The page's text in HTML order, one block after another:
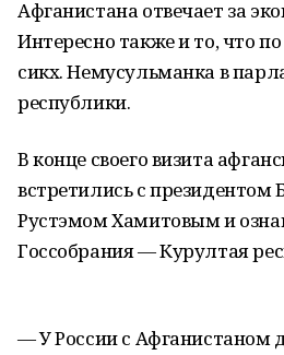
Афганистана отвечает за
Интересно также и то, что
сикх. Немусульманка в
республики.
В конце своего визита
встретились с президентом
Рустэмом Хамитовым и
Госсобрания — Курултая
— У России с Афганистаном